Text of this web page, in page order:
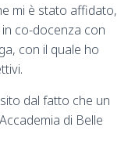
mi è stato affidato,
in co-docenza con
con il quale ho
dal fatto che un
di Belle